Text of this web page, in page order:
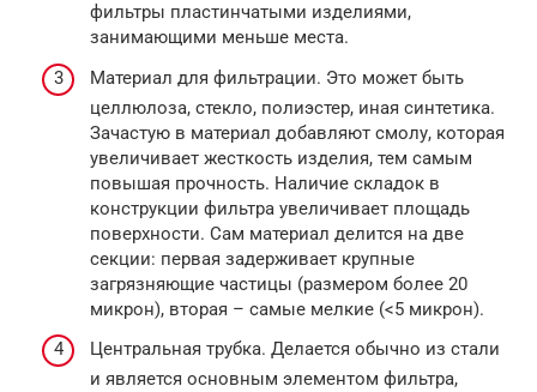
фильтры пластинчатыми изделиями,
занимающими меньше места.
Материал для фильтрации. Это может быть
целлюлоза, стекло, полиэстер, иная синтетика.
Зачастую в материал добавляют смолу, которая
увеличивает жесткость изделия, тем самым
повышая прочность. Наличие складок в
конструкции фильтра увеличивает площадь
поверхности. Сам материал делится на две
секции: первая задерживает крупные
загрязняющие частицы (размером более 20
микрон), вторая – самые мелкие (<5 микрон).
Центральная трубка. Делается обычно из стали
и является основным элементом фильтра,